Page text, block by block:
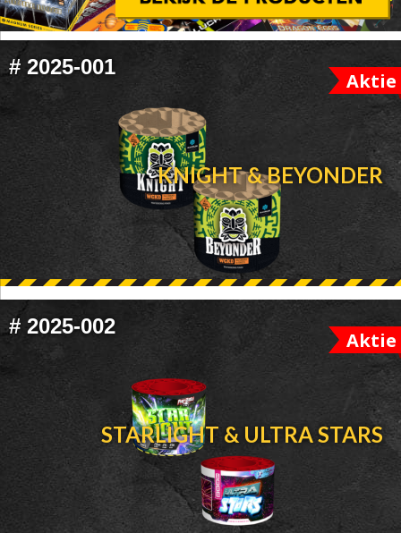
FOOTER
WIDGET
HEADER
# 2025-001
Aktie
KNIGHT & BEYONDER
# 2025-002
Aktie
STARLIGHT & ULTRA STARS